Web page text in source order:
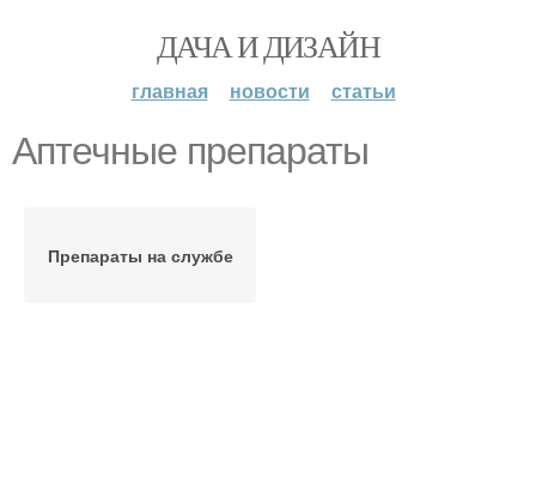
ДАЧА И ДИЗАЙН
главная новости статьи
Аптечные препараты
Препараты на службе